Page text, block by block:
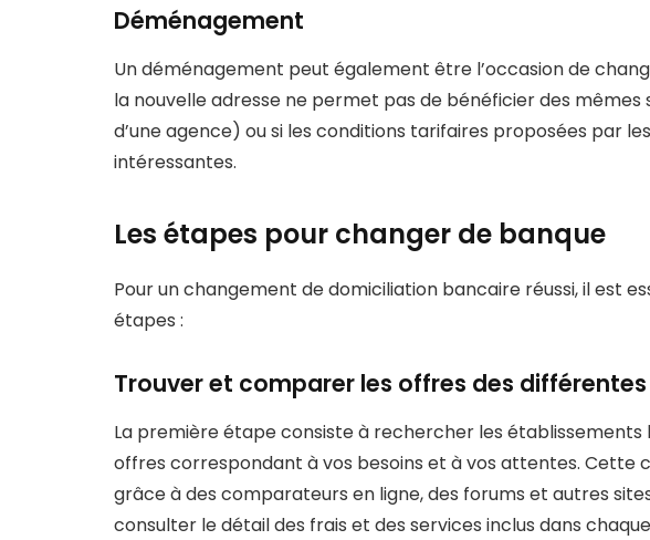
Déménagement
Un déménagement peut également être l’occasion de
la nouvelle adresse ne permet pas de bénéficier des
d’une agence) ou si les conditions tarifaires proposées par
intéressantes.
Les étapes pour changer de banque
Pour un changement de domiciliation bancaire réussi, il est
étapes :
Trouver et comparer les offres des
La première étape consiste à rechercher les établissements
offres correspondant à vos besoins et à vos attentes. Cette
grâce à des comparateurs en ligne, des forums et autres
consulter le détail des frais et des services inclus dans